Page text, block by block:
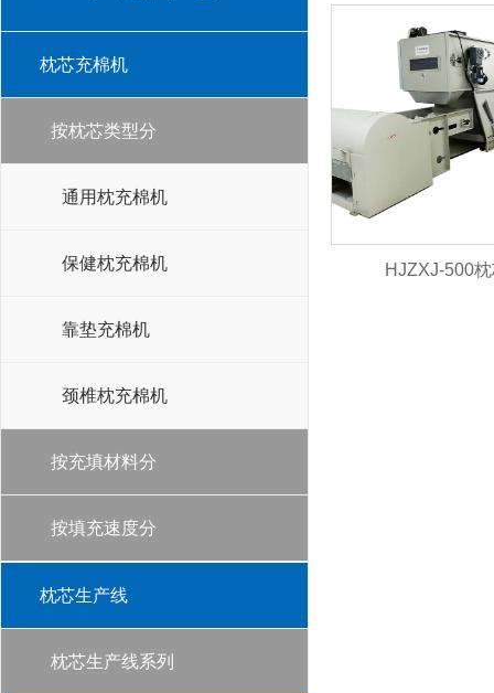
枕芯充棉机
按枕芯类型分
通用枕充棉机
保健枕充棉机
靠垫充棉机
颈椎枕充棉机
按充填材料分
按填充速度分
枕芯生产线
枕芯生产线系列
HJZXJ-500